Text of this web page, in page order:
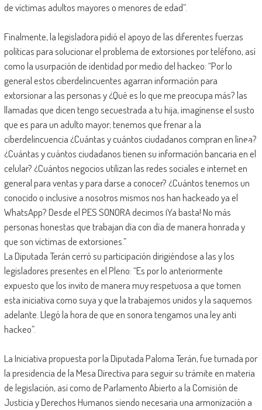
de víctimas adultos mayores o menores de edad”.
Finalmente, la legisladora pidió el apoyo de las diferentes fuerzas
políticas para solucionar el problema de extorsiones por teléfono, así
como la usurpación de identidad por medio del hackeo: “Por lo
general estos ciberdelincuentes agarran información para
extorsionar a las personas y ¿Qué es lo que me preocupa más? las
llamadas que dicen tengo secuestrada a tu hija, imagínense el susto
que es para un adulto mayor; tenemos que frenar a la
ciberdelincuencia ¿Cuántas y cuántos ciudadanos compran en línea?
¿Cuántas y cuántos ciudadanos tienen su información bancaria en el
celular? ¿Cuántos negocios utilizan las redes sociales e internet en
general para ventas y para darse a conocer? ¿Cuántos tenemos un
conocido o inclusive a nosotros mismos nos han hackeado ya el
WhatsApp? Desde el PES SONORA decimos ¡Ya basta! No más
personas honestas que trabajan día con día de manera honrada y
que son víctimas de extorsiones.”
La Diputada Terán cerró su participación dirigiéndose a las y los
legisladores presentes en el Pleno: “Es por lo anteriormente
expuesto que los invito de manera muy respetuosa a que tomen
esta iniciativa como suya y que la trabajemos unidos y la saquemos
adelante. Llegó la hora de que en sonora tengamos una ley anti
hackeo”.
La Iniciativa propuesta por la Diputada Paloma Terán, fue turnada por
la presidencia de la Mesa Directiva para seguir su trámite en materia
de legislación, así como de Parlamento Abierto a la Comisión de
Justicia y Derechos Humanos siendo necesaria una armonización a